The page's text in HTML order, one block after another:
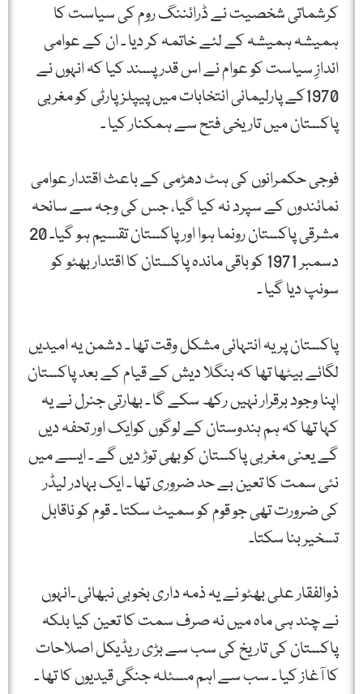
کرشماتی شخصیت نے ڈرائننگ روم کی سیاست کا
ہمیشہ ہمیشہ کے لئے خاتمہ کر دیا ۔ ان کے عوامی
اندازِ سیاست کو عوام نے اس قدر پسند کیا کہ انہوں نے
1970کے پارلیمانی انتخابات میں پیپلز پارٹی کو مغربی
پاکستان میں تاریخی فتح سے ہمکنار کیا ۔
فوجی حکمرانوں کی ہٹ دھڑمی کے باعث اقتدار عوامی
نمائندوں کے سپرد نہ کیا گیا، جس کی وجہ سے سانحہ
مشرقی پاکستان رونما ہوا اور پاکستان تقسیم ہو گیا۔ 20
دسمبر 1971 کو باقی ماندہ پاکستان کا اقتدار بھٹو کو
سونپ دیا گیا ۔
پاکستان پر یہ انتہائی مشکل وقت تھا ۔ دشمن یہ امیدیں
لگائے بیٹھا تھا کہ بنگلا دیش کے قیام کے بعد پاکستان
اپنا وجود برقرار نہیں رکھ سکے گا ۔ بھارتی جنرل نے یہ
کہا تھا کہ ہم ہندوستان کے لوگوں کوایک اور تحفہ دیں
گے یعنی مغربی پاکستان کو بھی توڑ دیں گے ۔ ایسے میں
نئی سمت کا تعین بے حد ضروری تھا ۔ ایک بہادر لیڈر
کی ضرورت تھی جو قوم کو سمیٹ سکتا ۔ قوم کو ناقابل
تسخیر بنا سکتا۔
ذوالفقار علی بھٹو نے یہ ذمہ داری بخوبی نبھائی ۔انہوں
نے چند ہی ماہ میں نہ صرف سمت کا تعین کیا بلکہ
پاکستان کی تاریخ کی سب سے بڑی ریڈیکل اصلاحات
کا آغاز کیا ۔ سب سے اہم مسئلہ جنگی قیدیوں کا تھا ۔